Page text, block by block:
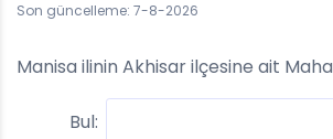
Son güncelleme: 7-8-2026
Manisa ilinin Akhisar ilçesine ait
Bul: